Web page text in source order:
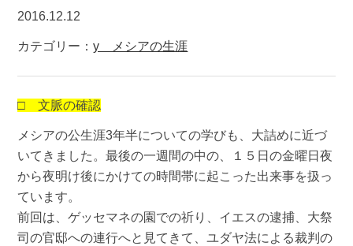
2016.12.12
カテゴリー：y メシアの生涯
□ 文脈の確認
メシアの公生涯3年半についての学びも、大詰めに近づ
いてきました。最後の一週間の中の、１５日の金曜日夜
から夜明け後にかけての時間帯に起こった出来事を扱っ
ています。
前回は、ゲッセマネの園での祈り、イエスの逮捕、大祭
司の官邸への連行へと見てきて、ユダヤ法による裁判の